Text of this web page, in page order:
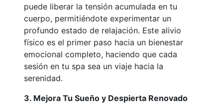
puede liberar la tensión acumulada en tu
cuerpo, permitiéndote experimentar un
profundo estado de relajación. Este alivio
físico es el primer paso hacia un bienestar
emocional completo, haciendo que cada
sesión en tu spa sea un viaje hacia la
serenidad.
3. Mejora Tu Sueño y Despierta Renovado